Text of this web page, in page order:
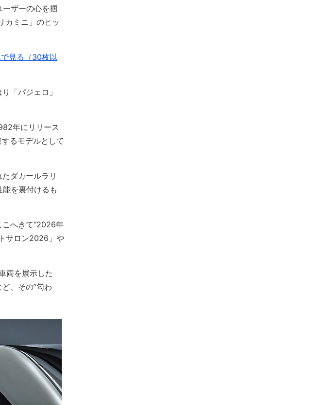
ザーの心を掴
カミニ」のヒッ
で見る（30枚以
「パジェロ」
年にリリース
るモデルとして
ダカールラリ
を裏付けるも
へきて“2026年
サロン2026」や
両を展示した
、その”匂わ